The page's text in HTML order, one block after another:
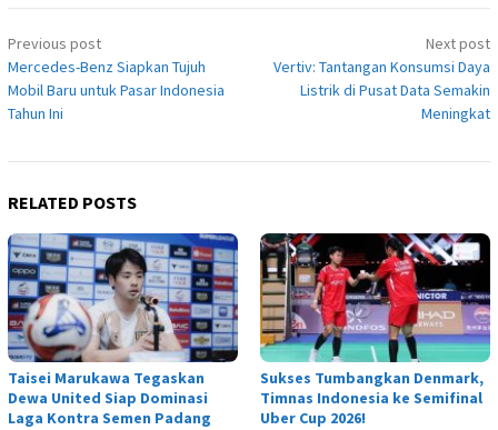
Post
navigation
Previous post
Mercedes-Benz Siapkan Tujuh
Mobil Baru untuk Pasar Indonesia
Tahun Ini
Next post
Vertiv: Tantangan Konsumsi Daya
Listrik di Pusat Data Semakin
Meningkat
RELATED POSTS
Taisei Marukawa Tegaskan
Dewa United Siap Dominasi
Laga Kontra Semen Padang
Sukses Tumbangkan Denmark,
Timnas Indonesia ke Semifinal
Uber Cup 2026!